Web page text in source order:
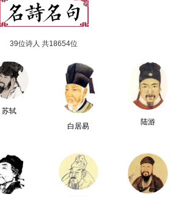
39位诗人 共18654位
苏轼
白居易
陆游